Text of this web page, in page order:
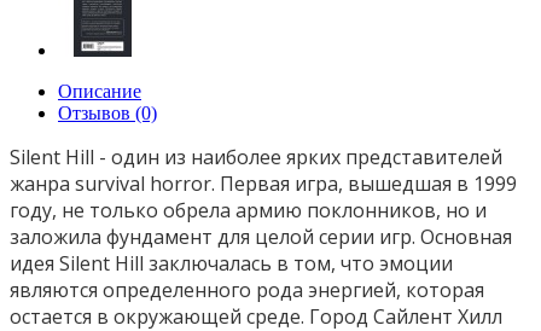
Описание
Отзывов (0)
Silent Hill - один из наиболее ярких представителей
жанра survival horror. Первая игра, вышедшая в 1999
году, не только обрела армию поклонников, но и
заложила фундамент для целой серии игр. Основная
идея Silent Hill заключалась в том, что эмоции
являются определенного рода энергией, которая
остается в окружающей среде. Город Сайлент Хилл